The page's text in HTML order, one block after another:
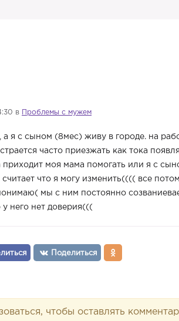
в Проблемы с мужем
а я с сыном (8мес) живу в городе. на
страется часто приезжать как тока
приходит моя мама помогать или я с
что я могу изменить(((( все
мы с ним постоянно
него нет доверия(((
Поделиться
чтобы оставлять